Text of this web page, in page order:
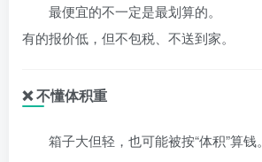
最便宜的不一定是最划算的。
有的报价低，但不包税、不送到家。
❌ 不懂体积重
箱子大但轻，也可能被按“体积”算钱。